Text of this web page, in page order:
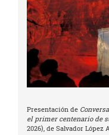
Presentación de
el primer centenario de
2026), de Salvador López